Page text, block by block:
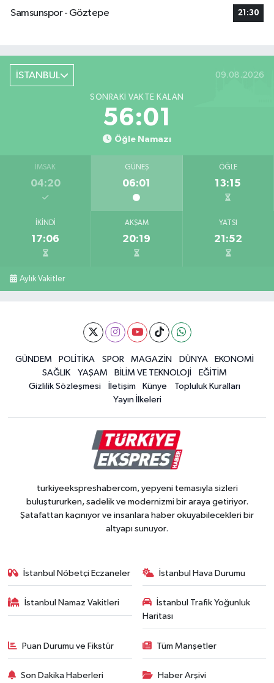
Samsunspor - Göztepe
21:30
İSTANBUL 09.08.2026
SONRAKI VAKTE KALAN
56:01
Öğle Namazı
İMSAK
04:20
GÜNEŞ
06:01
ÖĞLE
13:15
İKINDI
17:06
AKŞAM
20:19
YATSI
21:52
Aylık Vakitler
GÜNDEM POLİTİKA SPOR MAGAZİN DÜNYA
EKONOMİ
SAĞLIK
YAŞAM BİLİM VE TEKNOLOJİ
EĞİTİM
Gizlilik Sözleşmesi
İletişim Künye
Topluluk Kuralları
Yayın İlkeleri
turkiyeekspreshabercom, yepyeni temasıyla sizleri
buluştururken, sadelik ve modernizmi bir araya getiriyor.
Şatafattan kaçınıyor ve insanlara haber okuyabilecekleri bir
altyapı sunuyor.
İstanbul Nöbetçi Eczaneler İstanbul Hava Durumu
İstanbul Namaz Vakitleri
İstanbul Trafik Yoğunluk
Haritası
Puan Durumu ve Fikstür Tüm Manşetler
Son Dakika Haberleri Haber Arşivi